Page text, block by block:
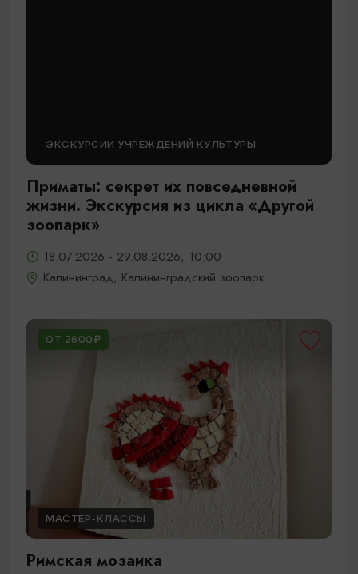
ЭКСКУРСИИ УЧРЕЖДЕНИЙ КУЛЬТУРЫ
Приматы: секрет их повседневной
жизни. Экскурсия из цикла «Другой
зоопарк»
18.07.2026 - 29.08.2026, 10:00
Калининград, Калининградский зоопарк
ОТ 2600₽
МАСТЕР-КЛАССЫ
Римская мозаика